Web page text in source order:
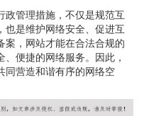
政管理措施，不仅是规范互
也是维护网络安全、促进互
案，网站才能在合法合规的
便捷的网络服务。因此，
同营造和谐有序的网络空